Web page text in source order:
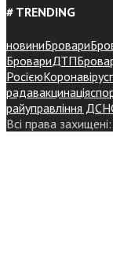
# TRENDING
новиниБровари
БровариДТП
РосієюКоронавірус
радавакцинація
райуправління
Всі права